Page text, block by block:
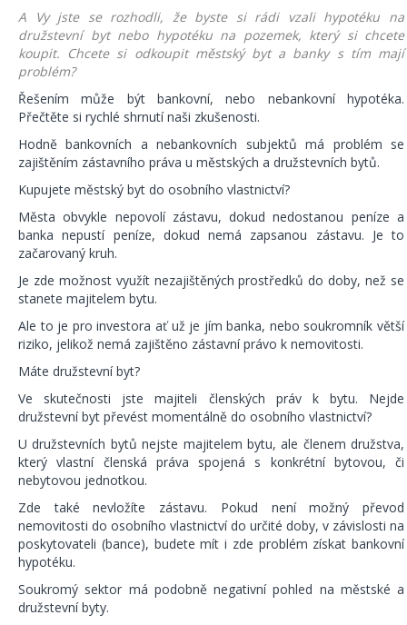
A Vy jste se rozhodli, že byste si rádi vzali hypotéku na
družstevní byt nebo hypotéku na pozemek, který si chcete
koupit. Chcete si odkoupit městský byt a banky s tím mají
problém?
Řešením může být bankovní, nebo nebankovní hypotéka.
Přečtěte si rychlé shrnutí naši zkušenosti.
Hodně bankovních a nebankovních subjektů má problém se
zajištěním zástavního práva u městských a družstevních bytů.
Kupujete městský byt do osobního vlastnictví?
Města obvykle nepovolí zástavu, dokud nedostanou peníze a
banka nepustí peníze, dokud nemá zapsanou zástavu. Je to
začarovaný kruh.
Je zde možnost využít nezajištěných prostředků do doby, než se
stanete majitelem bytu.
Ale to je pro investora ať už je jím banka, nebo soukromník větší
riziko, jelikož nemá zajištěno zástavní právo k nemovitosti.
Máte družstevní byt?
Ve skutečnosti jste majiteli členských práv k bytu. Nejde
družstevní byt převést momentálně do osobního vlastnictví?
U družstevních bytů nejste majitelem bytu, ale členem družstva,
který vlastní členská práva spojená s konkrétní bytovou, či
nebytovou jednotkou.
Zde také nevložíte zástavu. Pokud není možný převod
nemovitosti do osobního vlastnictví do určité doby, v závislosti na
poskytovateli (bance), budete mít i zde problém získat bankovní
hypotéku.
Soukromý sektor má podobně negativní pohled na městské a
družstevní byty.